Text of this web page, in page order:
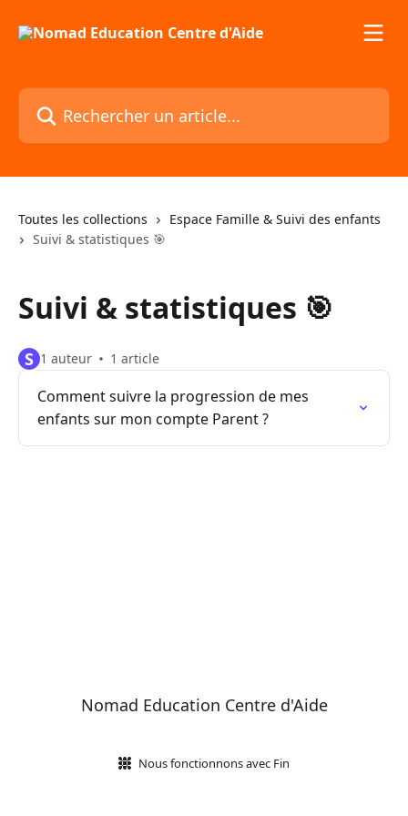
Rechercher un article...
Toutes les collections
Espace Famille & Suivi des enfants
Suivi & statistiques 🎯
Suivi & statistiques 🎯
S 1 auteur 1 article
Comment suivre la progression de mes
enfants sur mon compte Parent ?
Nomad Education Centre d'Aide
Nous fonctionnons avec Fin